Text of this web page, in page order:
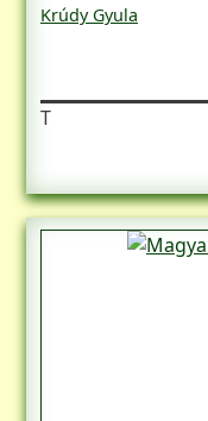
Krúdy Gyula
T